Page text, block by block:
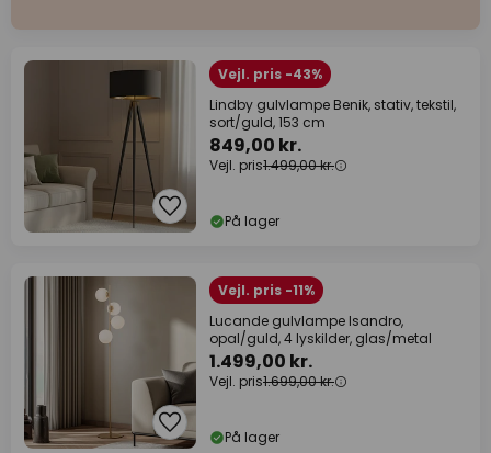
Vejl. pris -43%
Lindby gulvlampe Benik, stativ, tekstil,
sort/guld, 153 cm
849,00 kr.
Vejl. pris1.499,00 kr.
På lager
Vejl. pris -11%
Lucande gulvlampe Isandro,
opal/guld, 4 lyskilder, glas/metal
1.499,00 kr.
Vejl. pris1.699,00 kr.
På lager